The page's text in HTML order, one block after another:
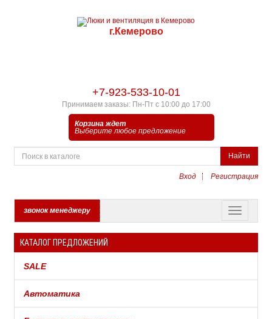
г.Кемерово
+7-923-533-10-01
Принимаем заказы: Пн-Пт с 10:00 до 17:00
Корзина ждет
Выберите любое предложение
Найти
Вход Регистрация
звонок менеджеру
КАТАЛОГ ПРЕДЛОЖЕНИЙ
SALE
Автоматика